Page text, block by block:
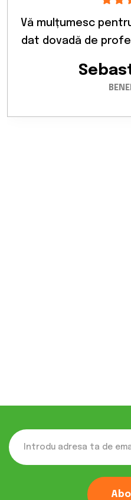
Vă mulțumesc
dat dovadă de
Consultanță și
Mada